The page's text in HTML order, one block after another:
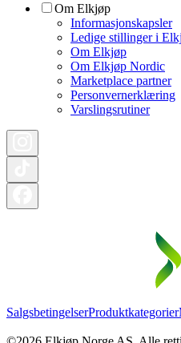
Om Elkjøp
Informasjonskapsler
Ledige stillinger i
Om Elkjøp
Om Elkjøp Nordic
Marketplace partner
Personvernerklæring
Varslingsrutiner
SalgsbetingelserProduktkategorier